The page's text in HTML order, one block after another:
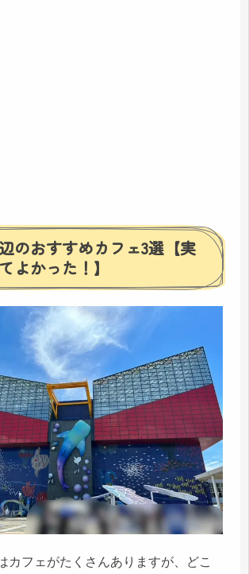
のおすすめカフェ3選【実
よかった！】
カフェがたくさんありますが、どこ